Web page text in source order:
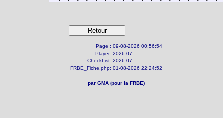
Page : 09-08-2026 00:56:54
Player: 2026-07
CheckList: 2026-07
FRBE_Fiche.php: 01-08-2026 22:24:52
par GMA (pour la FRBE)